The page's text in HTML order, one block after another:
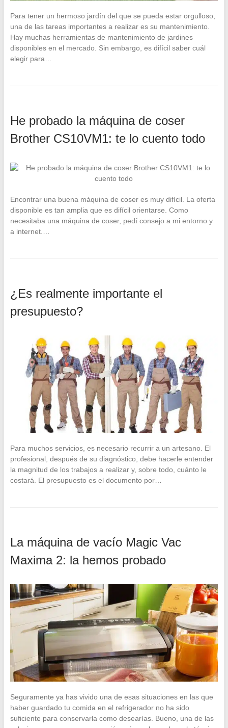
Para tener un hermoso jardín del que se pueda estar orgulloso,
una de las tareas importantes a realizar es su mantenimiento.
Hay muchas herramientas de mantenimiento de jardines
disponibles en el mercado. Sin embargo, es difícil saber cuál
elegir para…
He probado la máquina de coser
Brother CS10VM1: te lo cuento todo
Encontrar una buena máquina de coser es muy difícil. La oferta
disponible es tan amplia que es difícil orientarse. Como
necesitaba una máquina de coser, pedí consejo a mi entorno y
a internet.…
¿Es realmente importante el
presupuesto?
Para muchos servicios, es necesario recurrir a un artesano. El
profesional, después de su diagnóstico, debe hacerle entender
la magnitud de los trabajos a realizar y, sobre todo, cuánto le
costará. El presupuesto es el documento por…
La máquina de vacío Magic Vac
Maxima 2: la hemos probado
Seguramente ya has vivido una de esas situaciones en las que
haber guardado tu comida en el refrigerador no ha sido
suficiente para conservarla como desearías. Bueno, una de las